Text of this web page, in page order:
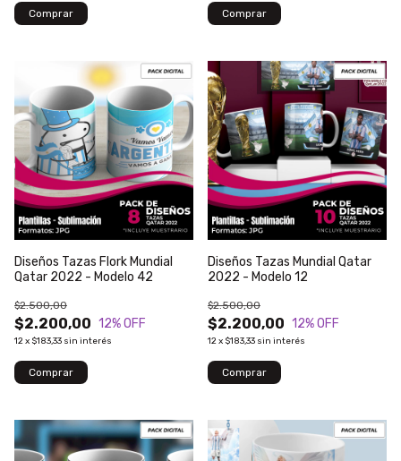
Diseños Tazas Flork Mundial
Qatar 2022 - Modelo 42
$2.200,00
$2.500,00
12% OFF
12x $183,33 sin interés
Diseños Tazas Mundial Qatar
2022 - Modelo 12
$2.200,00
$2.500,00
12% OFF
12x $183,33 sin interés